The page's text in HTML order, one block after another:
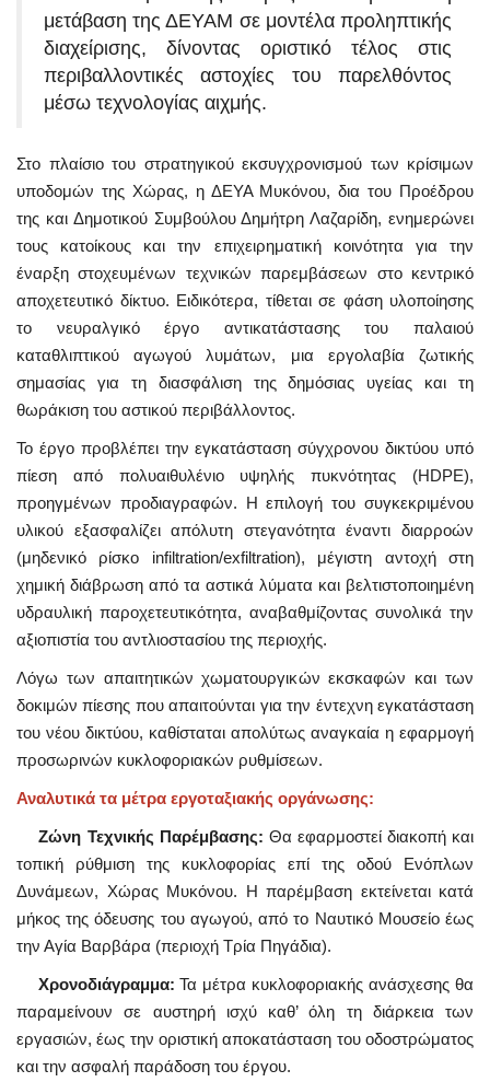
μετάβαση της ΔΕΥΑΜ σε μοντέλα προληπτικής
διαχείρισης, δίνοντας οριστικό τέλος στις
περιβαλλοντικές αστοχίες του παρελθόντος
μέσω τεχνολογίας αιχμής.
Στο πλαίσιο του στρατηγικού εκσυγχρονισμού των κρίσιμων
υποδομών της Χώρας, η ΔΕΥΑ Μυκόνου, δια του Προέδρου
της και Δημοτικού Συμβούλου Δημήτρη Λαζαρίδη, ενημερώνει
τους κατοίκους και την επιχειρηματική κοινότητα για την
έναρξη στοχευμένων τεχνικών παρεμβάσεων στο κεντρικό
αποχετευτικό δίκτυο. Ειδικότερα, τίθεται σε φάση υλοποίησης
το νευραλγικό έργο αντικατάστασης του παλαιού
καταθλιπτικού αγωγού λυμάτων, μια εργολαβία ζωτικής
σημασίας για τη διασφάλιση της δημόσιας υγείας και τη
θωράκιση του αστικού περιβάλλοντος.
Το έργο προβλέπει την εγκατάσταση σύγχρονου δικτύου υπό
πίεση από πολυαιθυλένιο υψηλής πυκνότητας (HDPE),
προηγμένων προδιαγραφών. Η επιλογή του συγκεκριμένου
υλικού εξασφαλίζει απόλυτη στεγανότητα έναντι διαρροών
(μηδενικό ρίσκο infiltration/exfiltration), μέγιστη αντοχή στη
χημική διάβρωση από τα αστικά λύματα και βελτιστοποιημένη
υδραυλική παροχετευτικότητα, αναβαθμίζοντας συνολικά την
αξιοπιστία του αντλιοστασίου της περιοχής.
Λόγω των απαιτητικών χωματουργικών εκσκαφών και των
δοκιμών πίεσης που απαιτούνται για την έντεχνη εγκατάσταση
του νέου δικτύου, καθίσταται απολύτως αναγκαία η εφαρμογή
προσωρινών κυκλοφοριακών ρυθμίσεων.
Αναλυτικά τα μέτρα εργοταξιακής οργάνωσης:
Ζώνη Τεχνικής Παρέμβασης: Θα εφαρμοστεί διακοπή και
τοπική ρύθμιση της κυκλοφορίας επί της οδού Ενόπλων
Δυνάμεων, Χώρας Μυκόνου. Η παρέμβαση εκτείνεται κατά
μήκος της όδευσης του αγωγού, από το Ναυτικό Μουσείο έως
την Αγία Βαρβάρα (περιοχή Τρία Πηγάδια).
Χρονοδιάγραμμα:Τα μέτρα κυκλοφοριακής ανάσχεσης θα
παραμείνουν σε αυστηρή ισχύ καθ’ όλη τη διάρκεια των
εργασιών, έως την οριστική αποκατάσταση του οδοστρώματος
και την ασφαλή παράδοση του έργου.